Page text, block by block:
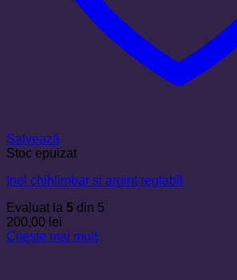
Salvează
Stoc epuizat
Inel chihlimbar și argint reglabil
Evaluat la 5 din 5
200,00 lei
Citește mai mult